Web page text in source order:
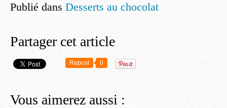
Publié dans Desserts au chocolat
Partager cet article
Repost 0
Vous aimerez aussi :